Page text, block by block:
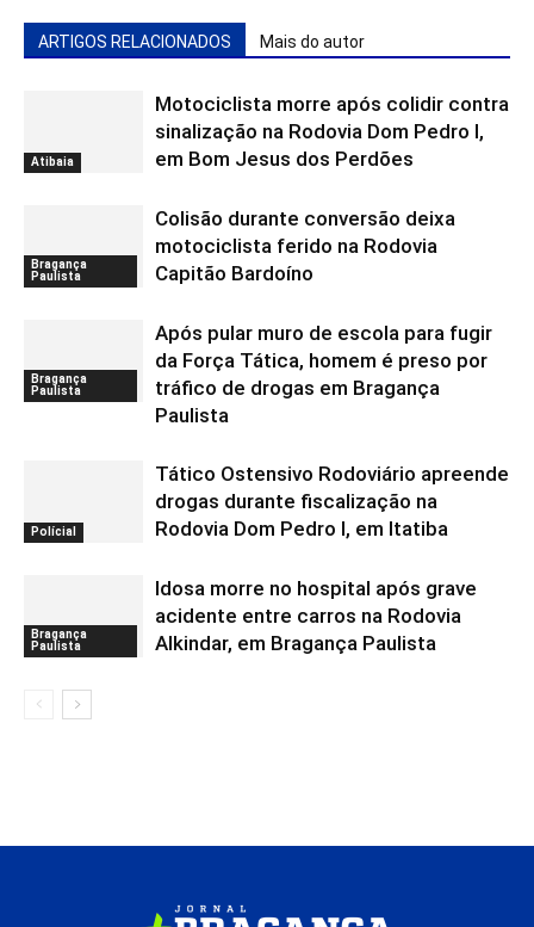
ARTIGOS RELACIONADOS Mais do autor
Atibaia
Motociclista morre após colidir contra
sinalização na Rodovia Dom Pedro I,
em Bom Jesus dos Perdões
Bragança
Paulista
Colisão durante conversão deixa
motociclista ferido na Rodovia
Capitão Bardoíno
Bragança
Paulista
Após pular muro de escola para fugir
da Força Tática, homem é preso por
tráfico de drogas em Bragança
Paulista
Polícial
Tático Ostensivo Rodoviário apreende
drogas durante fiscalização na
Rodovia Dom Pedro I, em Itatiba
Bragança
Paulista
Idosa morre no hospital após grave
acidente entre carros na Rodovia
Alkindar, em Bragança Paulista